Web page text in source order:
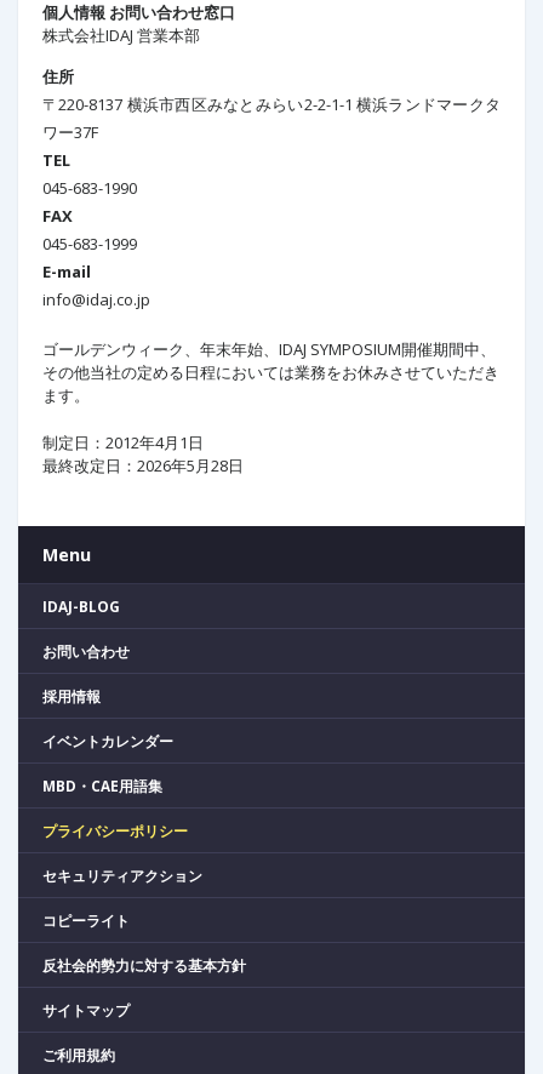
個人情報 お問い合わせ窓口
株式会社IDAJ 営業本部
住所
〒220-8137 横浜市西区みなとみらい2-2-1-1 横浜ランドマークタ
ワー37F
TEL
045-683-1990
FAX
045-683-1999
E-mail
info@idaj.co.jp
ゴールデンウィーク、年末年始、IDAJ SYMPOSIUM開催期間中、
その他当社の定める日程においては業務をお休みさせていただき
ます。
制定日：2012年4月1日
最終改定日：2026年5月28日
Menu
IDAJ-BLOG
お問い合わせ
採用情報
イベントカレンダー
MBD・CAE用語集
プライバシーポリシー
セキュリティアクション
コピーライト
反社会的勢力に対する基本方針
サイトマップ
ご利用規約